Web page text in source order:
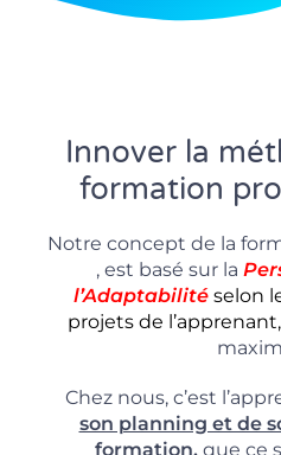
Innover la
formation
Notre concept de la
, est basé sur la P
l’Adaptabilité selon
projets de l’apprenant,
Chez nous, c’est
son planning et de
formation,que ce